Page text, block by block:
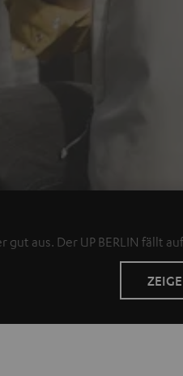
aus. Der UP BERLIN fällt